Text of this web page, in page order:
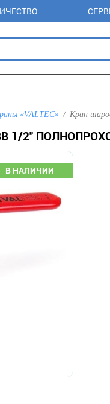
«VALTEC» Кран
1/2"